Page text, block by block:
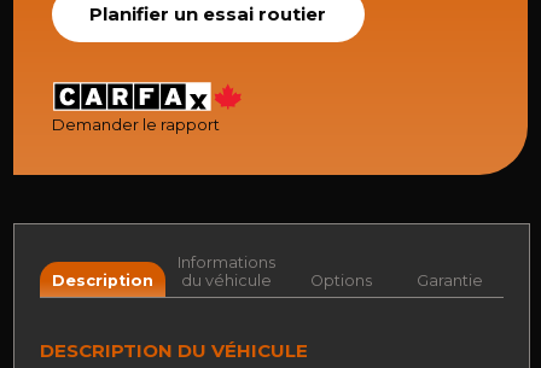
Planifier un essai routier
Demander le rapport
Description
Informations
du véhicule
Options Garantie
DESCRIPTION DU VÉHICULE